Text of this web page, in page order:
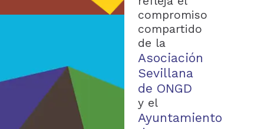
compromiso
compartido
de la
Asociación
Sevillana
de ONGD
y el
Ayuntamiento